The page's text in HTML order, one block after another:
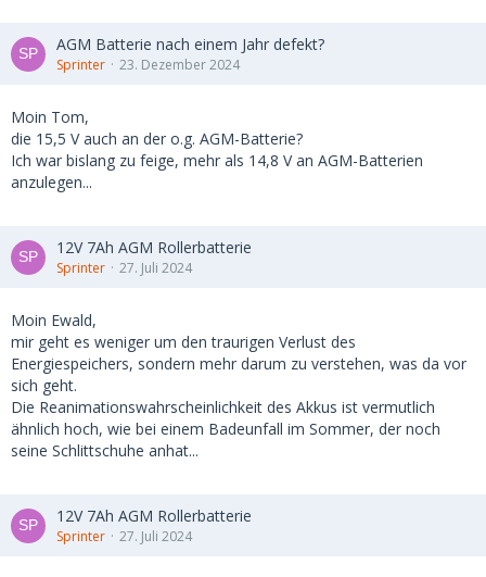
AGM Batterie nach einem Jahr defekt?
Sprinter 23. Dezember 2024
Moin Tom,
die 15,5 V auch an der o.g. AGM-Batterie?
Ich war bislang zu feige, mehr als 14,8 V an AGM-Batterien
anzulegen...
12V 7Ah AGM Rollerbatterie
Sprinter 27. Juli 2024
Moin Ewald,
mir geht es weniger um den traurigen Verlust des
Energiespeichers, sondern mehr darum zu verstehen, was da vor
sich geht.
Die Reanimationswahrscheinlichkeit des Akkus ist vermutlich
ähnlich hoch, wie bei einem Badeunfall im Sommer, der noch
seine Schlittschuhe anhat...
12V 7Ah AGM Rollerbatterie
Sprinter 27. Juli 2024